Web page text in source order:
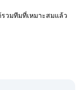
วมทีมที่เหมาะสมแล้ว